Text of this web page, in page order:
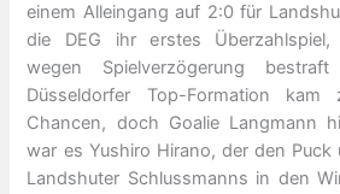
einem Alleingang auf 2:0 für
die DEG ihr erstes Überzahlspiel,
wegen Spielverzögerung
Düsseldorfer Top-Formation kam
Chancen, doch Goalie Langmann
war es Yushiro Hirano, der den Puck
Landshuter Schlussmanns in den